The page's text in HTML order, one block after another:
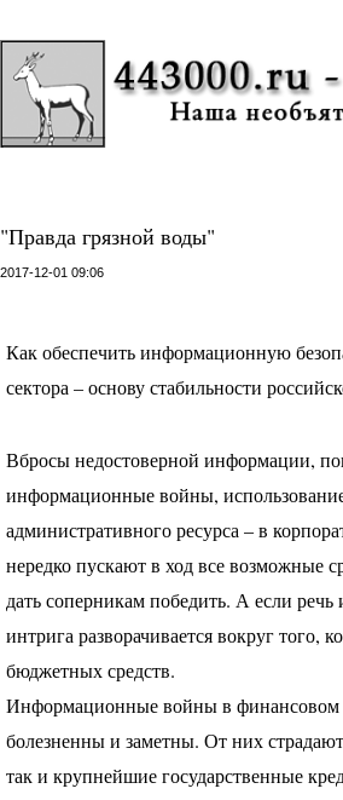
"Правда грязной воды"
2017-12-01 09:06
Как обеспечить информационную
сектора – основу стабильности
Вбросы недостоверной информации,
информационные войны,
административного ресурса – в
нередко пускают в ход все возможные
дать соперникам победить. А если речь
интрига разворачивается вокруг того,
бюджетных средств.
Информационные войны в финансовом
болезненны и заметны. От них
так и крупнейшие государственные